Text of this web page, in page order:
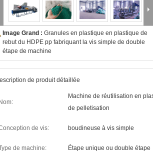
Image Grand : Granules en plastique en plastique de
rebut du HDPE pp fabriquant la vis simple de double
étape de machine
de produit détaillée
Machine de réutilisation en
de pelletisation
de vis: boudineuse à vis simple
de machine: Étape unique ou double étape